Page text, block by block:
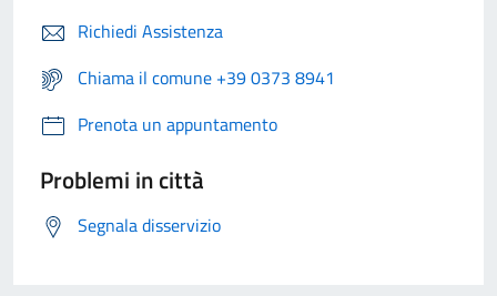
Richiedi Assistenza
Chiama il comune +39 0373 8941
Prenota un appuntamento
Problemi in città
Segnala disservizio